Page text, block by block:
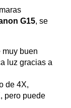
G15, se
muy buen
luz gracias a
de 4X,
pero puede